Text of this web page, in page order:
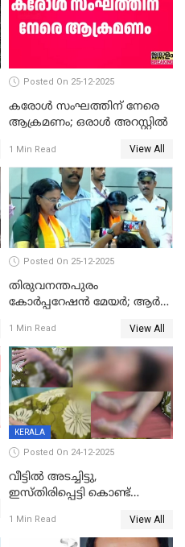
Posted On 25-12-2025
കരോള്‍ സംഘത്തിന് നേരെ
ആക്രമണം; ഒരാള്‍ അറസ്റ്റില്‍
1 Min Read View All
Posted On 25-12-2025
തിരുവനന്തപുരം
കോര്‍പ്പറേഷന്‍ മേയർ; ആര്‍
1 Min Read View All
KERALA
Posted On 24-12-2025
വീട്ടിൽ അടച്ചിട്ടു,
ഇസ്തിരിപ്പെട്ടി കൊണ്ട്
ഗർഭിണിയായ യുവതിക്ക് ക്രൂര
1 Min Read View All